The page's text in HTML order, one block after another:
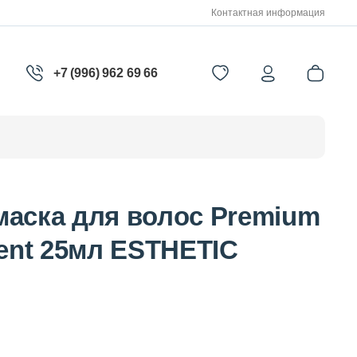
Контактная информация
+7 (996) 962 69 66
Точечные средства
для волос Premium
25мл ESTHETIC